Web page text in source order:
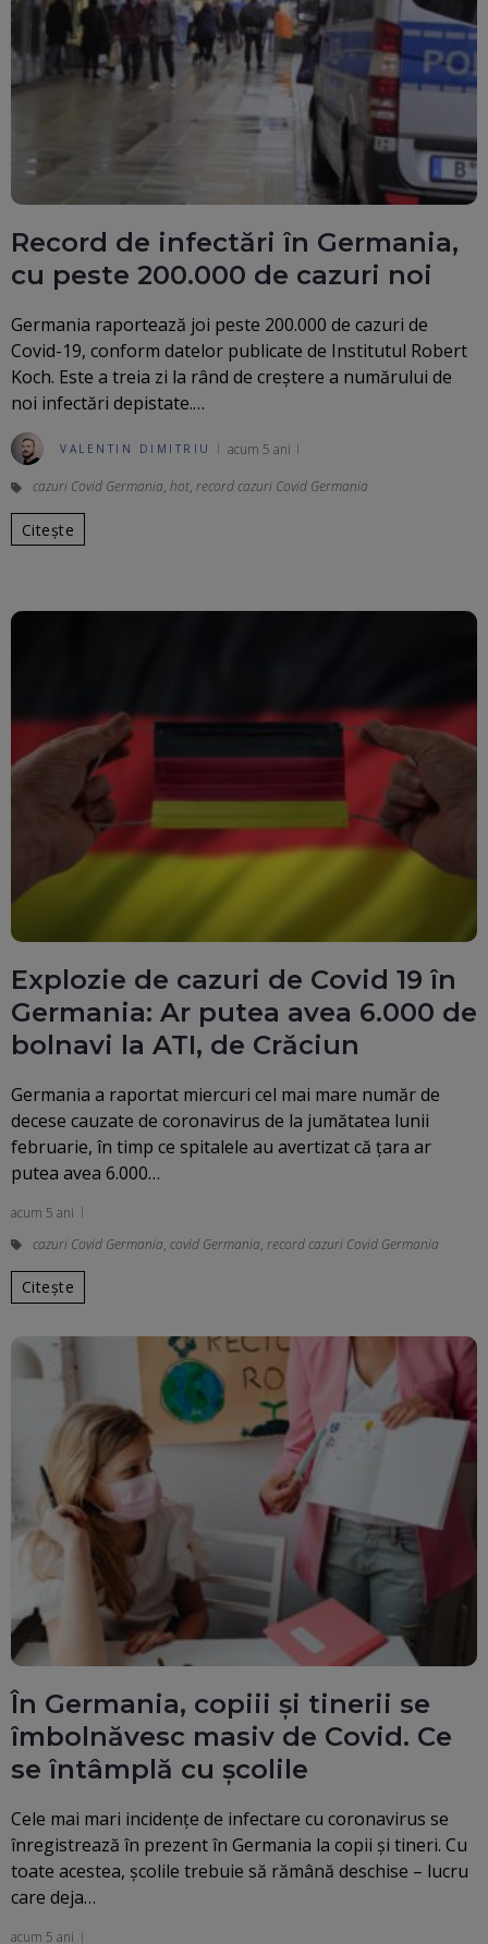
Record de infectări în Germania,
cu peste 200.000 de cazuri noi
Germania raportează joi peste 200.000 de cazuri de
Covid-19, conform datelor publicate de Institutul Robert
Koch. Este a treia zi la rând de creştere a numărului de
noi infectări depistate.…
VALENTIN DIMITRIU acum 5 ani
cazuri Covid Germania, hot, record cazuri Covid Germania
Citește
Explozie de cazuri de Covid 19 în
Germania: Ar putea avea 6.000 de
bolnavi la ATI, de Crăciun
Germania a raportat miercuri cel mai mare număr de
decese cauzate de coronavirus de la jumătatea lunii
februarie, în timp ce spitalele au avertizat că țara ar
putea avea 6.000…
acum 5 ani
cazuri Covid Germania, covid Germania, record cazuri Covid Germania
Citește
În Germania, copiii și tinerii se
îmbolnăvesc masiv de Covid. Ce
se întâmplă cu școlile
Cele mai mari incidențe de infectare cu coronavirus se
înregistrează în prezent în Germania la copii și tineri. Cu
toate acestea, școlile trebuie să rămână deschise – lucru
care deja…
acum 5 ani